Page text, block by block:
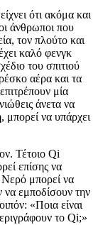
ότι ακόμα και
άνθρωποι που
τον πλούτο και
καλό φενγκ
του σπιτιού
αέρα και τα
μία
άνετα να
μπορεί να υπάρχει
Τέτοιο Qi
επίσης να
Νερό μπορεί να
εμποδίσουν την
«Ποια είναι
το Qi;»